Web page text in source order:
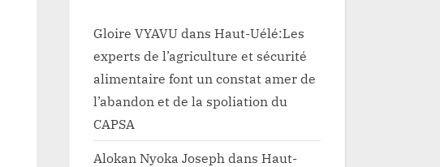
Gloire VYAVU dans Haut-Uélé:Les
experts de l’agriculture et sécurité
alimentaire font un constat amer de
l’abandon et de la spoliation du
CAPSA
Alokan Nyoka Joseph dans Haut-